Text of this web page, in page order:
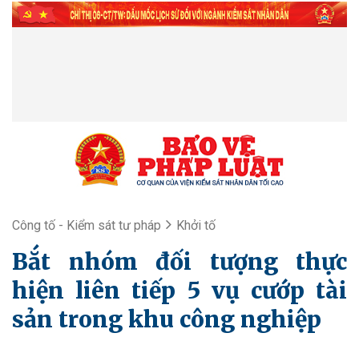
Công tố - Kiểm sát tư pháp Khởi tố
Bắt nhóm đối tượng thực
hiện liên tiếp 5 vụ cướp tài
sản trong khu công nghiệp